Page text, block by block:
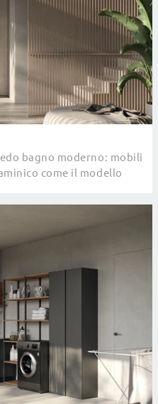
bagno moderno: mobili
come il modello